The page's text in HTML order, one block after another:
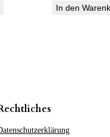
In den